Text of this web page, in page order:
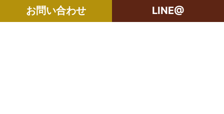
お問い合わせ LINE@